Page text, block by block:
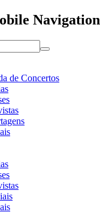
Navigation
de Concertos